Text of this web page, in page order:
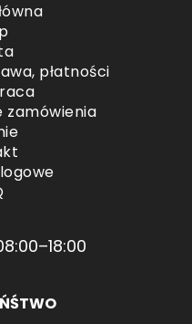
płatności
zamówienia